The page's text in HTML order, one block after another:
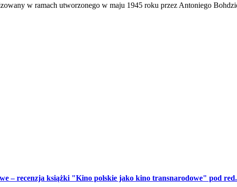
w ramach utworzonego w maju 1945 roku przez Antoniego
– recenzja książki "Kino polskie jako kino transnarodowe" pod red.